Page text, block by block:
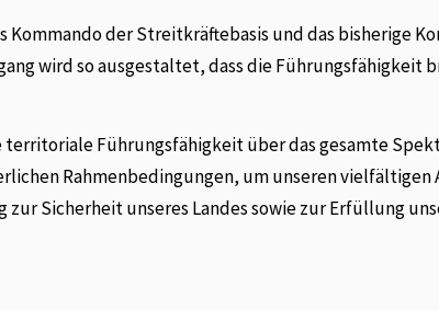
Kommando der Streitkräftebasis und das bisherige
wird so ausgestaltet, dass die Führungsfähigkeit
Führungsfähigkeit über das gesamte
Rahmenbedingungen, um unseren vielfältigen
Sicherheit unseres Landes sowie zur Erfüllung